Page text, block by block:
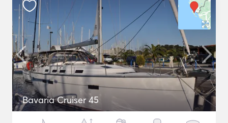
Bavaria Cruiser 45